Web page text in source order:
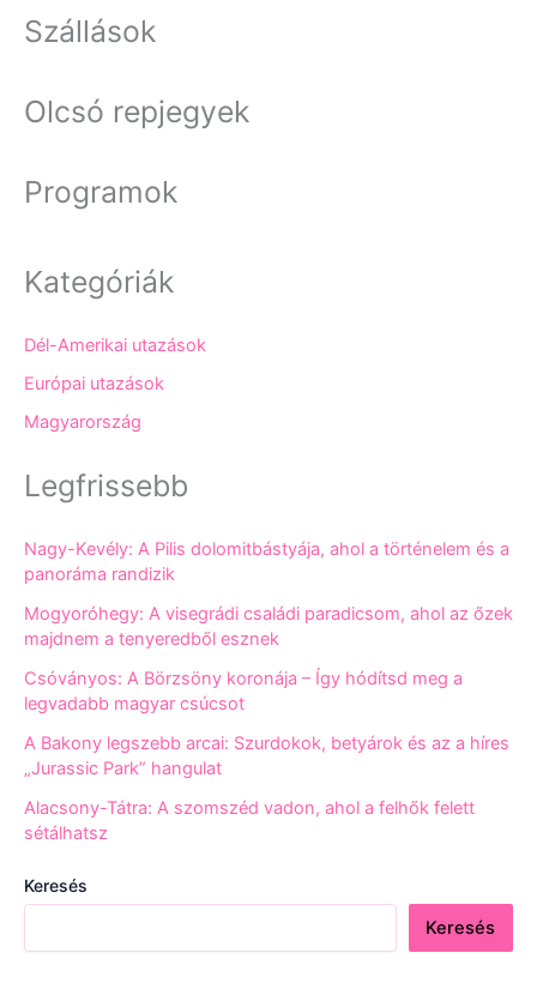
Szállások
Olcsó repjegyek
Programok
Kategóriák
Dél-Amerikai utazások
Európai utazások
Magyarország
Legfrissebb
Nagy-Kevély: A Pilis dolomitbástyája, ahol a történelem és a
panoráma randizik
Mogyoróhegy: A visegrádi családi paradicsom, ahol az őzek
majdnem a tenyeredből esznek
Csóványos: A Börzsöny koronája – Így hódítsd meg a
legvadabb magyar csúcsot
A Bakony legszebb arcai: Szurdokok, betyárok és az a híres
„Jurassic Park” hangulat
Alacsony-Tátra: A szomszéd vadon, ahol a felhők felett
sétálhatsz
Keresés
Keresés